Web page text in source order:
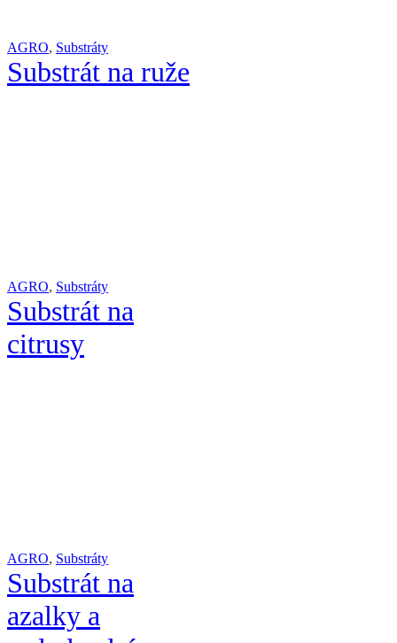
AGRO, Substráty
Substrát na ruže
AGRO, Substráty
Substrát na
citrusy
AGRO, Substráty
Substrát na
azalky a